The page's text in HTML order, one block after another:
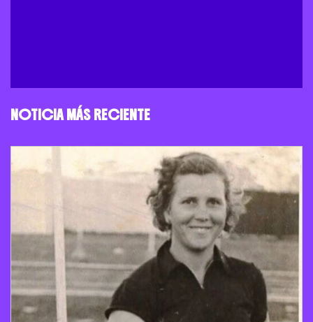
NOTICIA MÁS RECIENTE